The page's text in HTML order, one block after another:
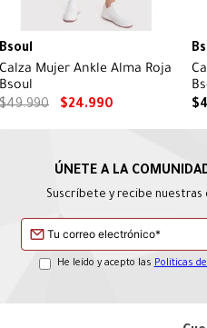
Bsoul
Calza Mujer Ankle Alma Roja
Bsoul
$49.990 $24.990
$
Suscríbete y recibe nuestras
He leído y acepto las Políticas